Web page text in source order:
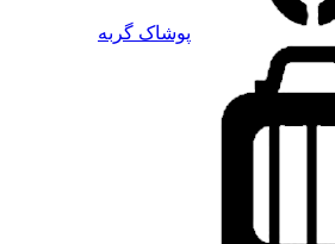
پوشاک گربه